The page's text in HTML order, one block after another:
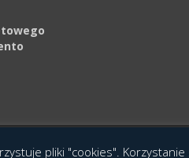
Projekt i wykonanieAgencja
pliki "cookies".